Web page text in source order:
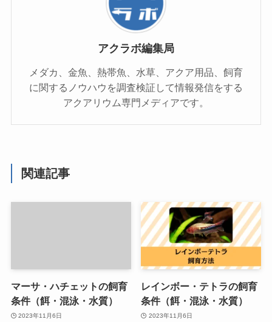
アクラボ編集局
メダカ、金魚、熱帯魚、水草、アクア用品、飼育
に関するノウハウを調査検証して情報発信をする
アクアリウム専門メディアです。
関連記事
マーサ・ハチェットの飼育
条件（餌・混泳・水質）
2023年11月6日
レインボー・テトラの飼育
条件（餌・混泳・水質）
2023年11月6日